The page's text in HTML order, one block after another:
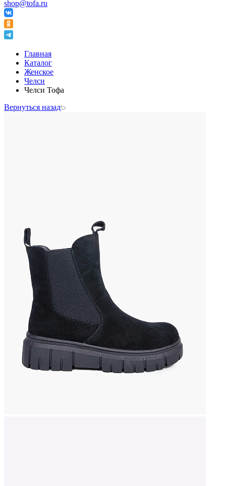
shop@tofa.ru
Главная
Каталог
Женское
Челси
Челси Тофа
Вернуться назад